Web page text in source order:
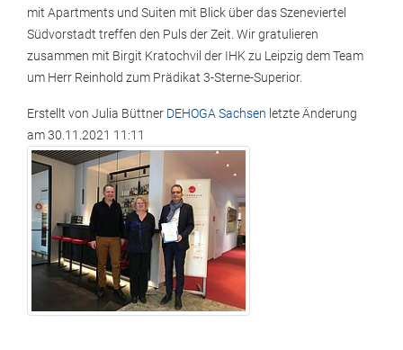
mit Apartments und Suiten mit Blick über das Szeneviertel
Südvorstadt treffen den Puls der Zeit. Wir gratulieren
zusammen mit Birgit Kratochvil der IHK zu Leipzig dem Team
um Herr Reinhold zum Prädikat 3-Sterne-Superior.
Erstellt von Julia Büttner DEHOGA Sachsen letzte Änderung
am30.11.2021 11:11